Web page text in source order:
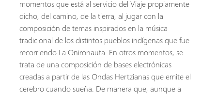
momentos que está al servicio del Viaje propiamente
dicho, del camino, de la tierra, al jugar con la
composición de temas inspirados en la música
tradicional de los distintos pueblos indígenas que fue
recorriendo La Onironauta. En otros momentos, se
trata de una composición de bases electrónicas
creadas a partir de las Ondas Hertzianas que emite el
cerebro cuando sueña. De manera que, aunque a